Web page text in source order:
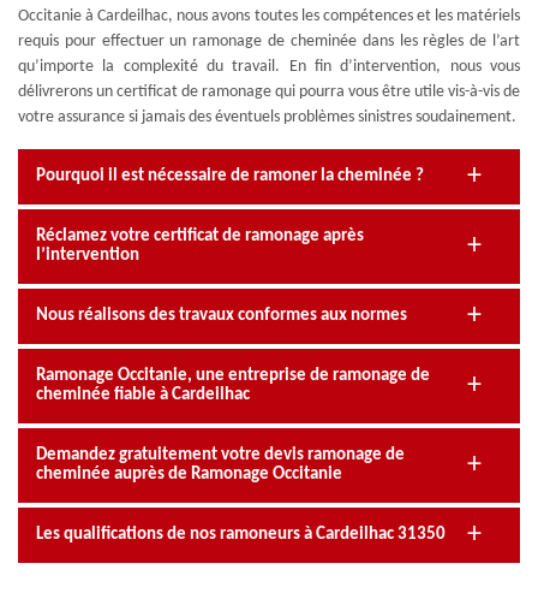
Occitanie à Cardeilhac, nous avons toutes les compétences et les matériels
requis pour effectuer un ramonage de cheminée dans les règles de l’art
qu’importe la complexité du travail. En fin d’intervention, nous vous
délivrerons un certificat de ramonage qui pourra vous être utile vis-à-vis de
votre assurance si jamais des éventuels problèmes sinistres soudainement.
Pourquoi il est nécessaire de ramoner la cheminée ?
Réclamez votre certificat de ramonage après
l’intervention
Nous réalisons des travaux conformes aux normes
Ramonage Occitanie, une entreprise de ramonage de
cheminée fiable à Cardeilhac
Demandez gratuitement votre devis ramonage de
cheminée auprès de Ramonage Occitanie
Les qualifications de nos ramoneurs à Cardeilhac 31350